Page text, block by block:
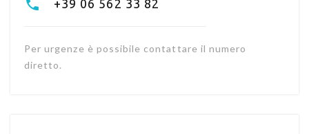
+39 06 562 33 82
Per urgenze è possibile contattare il numero
diretto.